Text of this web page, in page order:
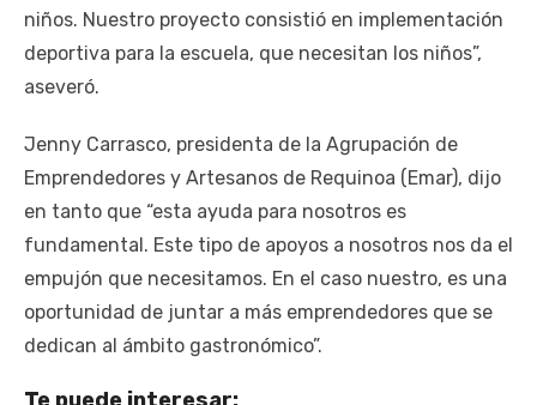
niños. Nuestro proyecto consistió en implementación
deportiva para la escuela, que necesitan los niños”,
aseveró.
Jenny Carrasco, presidenta de la Agrupación de
Emprendedores y Artesanos de Requinoa (Emar), dijo
en tanto que “esta ayuda para nosotros es
fundamental. Este tipo de apoyos a nosotros nos da el
empujón que necesitamos. En el caso nuestro, es una
oportunidad de juntar a más emprendedores que se
dedican al ámbito gastronómico”.